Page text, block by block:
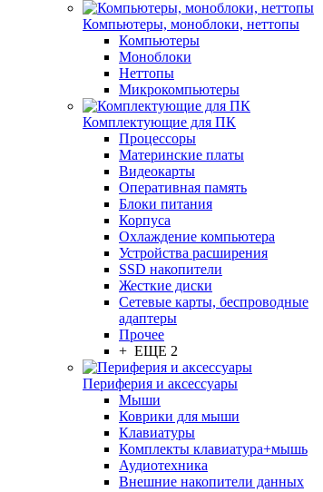
Компьютеры, моноблоки, неттопы
Компьютеры
Моноблоки
Неттопы
Микрокомпьютеры
Комплектующие для ПК
Процессоры
Материнские платы
Видеокарты
Оперативная память
Блоки питания
Корпуса
Охлаждение компьютера
Устройства расширения
SSD накопители
Жесткие диски
Сетевые карты, беспроводные
адаптеры
Прочее
+ ЕЩЕ 2
Периферия и аксессуары
Мыши
Коврики для мыши
Клавиатуры
Комплекты клавиатура+мышь
Аудиотехника
Внешние накопители данных